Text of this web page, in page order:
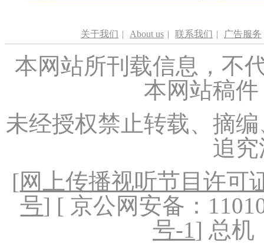
关于我们 | About us | 联系我们 | 广告服务
本网站所刊载信息，不
本网站稿
未经授权禁止转载、摘
追
[网上传播视听节目许可
号] [ 京公网安备：
号-1] 总机